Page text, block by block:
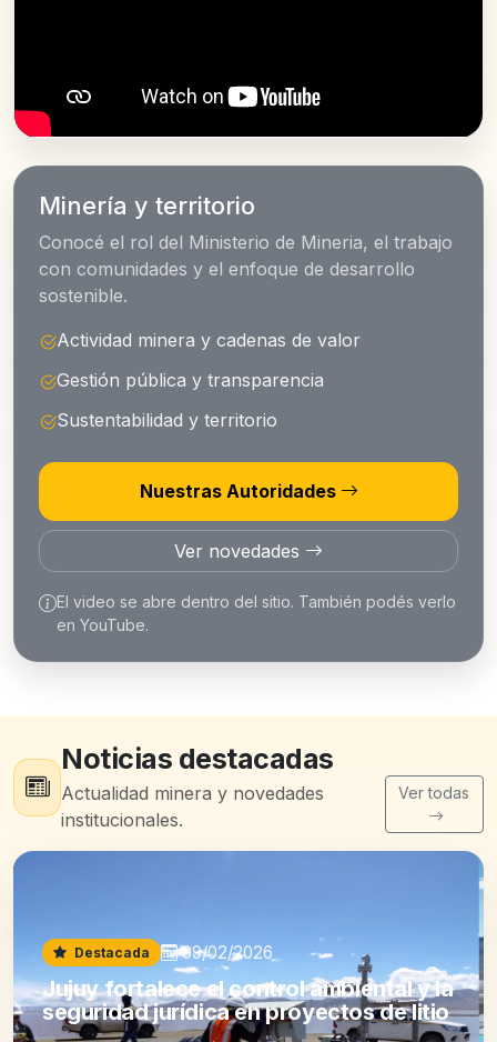
Minería y territorio
Conocé el rol del Ministerio de Mineria, el trabajo
con comunidades y el enfoque de desarrollo
sostenible.
Actividad minera y cadenas de valor
Gestión pública y transparencia
Sustentabilidad y territorio
Nuestras Autoridades
Ver novedades
El video se abre dentro del sitio. También podés verlo
en YouTube.
Noticias destacadas
Actualidad minera y novedades
institucionales.
Ver todas
Destacada 09/02/2026
Jujuy fortalece el control ambiental y la
seguridad jurídica en proyectos de litio